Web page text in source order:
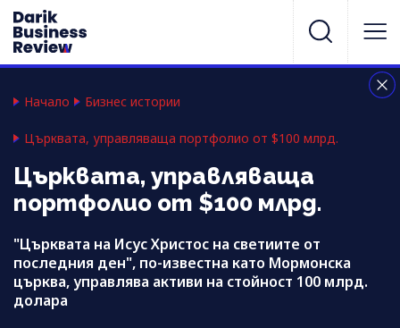
Начало Бизнес истории
Църквата, управляваща портфолио от $100 млрд.
Църквата, управляваща
портфолио от $100 млрд.
"Църквата на Исус Христос на светиите от
последния ден", по-известна като Мормонска
църква, управлява активи на стойност 100 млрд.
долара